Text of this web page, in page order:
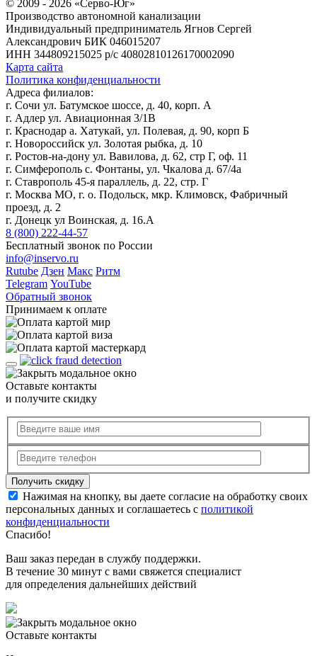
© 2009 - 2026 «Серво-Юг»
Производство автономной канализации
Индивидуальный предприниматель Ягнов Сергей
Александрович БИК 046015207
ИНН 344809215025 р/с 40802810126170002090
Карта сайта
Политика конфиденциальности
Адреса филиалов:
г. Сочи ул. Батумское шоссе, д. 40, корп. А
г. Адлер ул. Авиационная 3/1В
г. Краснодар а. Хатукай, ул. Полевая, д. 90, корп Б
г. Новороссийск ул. Золотая рыбка, д. 10
г. Ростов-на-дону ул. Вавилова, д. 62, стр Г, оф. 11
г. Симферополь с. Фонтаны, ул. Чкалова д. 67/4а
г. Ставрополь 45-я параллель, д. 22, стр. Г
г. Москва МО, г. о. Подольск, мкр. Климовск, Фабричный
проезд, д. 2
г. Донецк ул Воинская, д. 16.А
8 (800) 222-44-57
Бесплатный звонок по России
info@inservo.ru
Rutube Дзен Макс Ритм
Telegram YouTube
Обратный звонок
Принимаем к оплате
Оставьте контакты
и получите скидку
Нажимая на кнопку, вы даете согласие на обработку своих
персональных данных и соглашаетесь с политикой
конфиденциальности
Спасибо!
Ваш заказ передан в службу поддержки.
В течение 30 минут с вами свяжется специалист
для определения дальнейших действий
Оставьте контакты